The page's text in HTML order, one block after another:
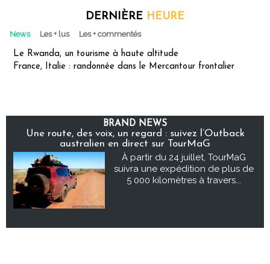
DERNIÈRE HEURE
News Les + lus Les + commentés
Le Rwanda, un tourisme à haute altitude
France, Italie : randonnée dans le Mercantour frontalier
BRAND NEWS
Une route, des voix, un regard : suivez l’Outback
australien en direct sur TourMaG
À partir du 24 juillet, TourMaG
suivra une expédition de plus de
5 000 kilomètres à travers...